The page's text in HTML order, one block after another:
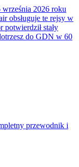
2026 roku
obsługuje te rejsy w
stały
do GDN w 60
przewodnik i